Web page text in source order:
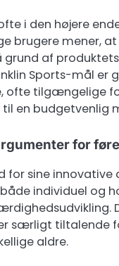
i den højere
brugere mener,
af
Sports-mål er
ofte tilgængelige
en budgetvenlig
for
for sine innovative
individuel og
særligt tiltalende
aldre.